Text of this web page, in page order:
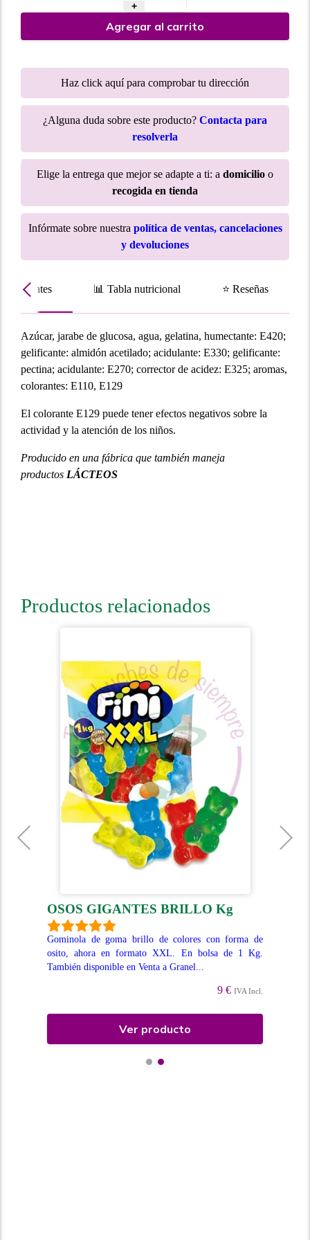
+
Agregar al carrito
Haz click aquí para comprobar tu dirección
¿Alguna duda sobre este producto? Contacta para
resolverla
Elige la entrega que mejor se adapte a ti: a domicilio o
recogida en tienda
Infórmate sobre nuestra política de ventas, cancelaciones
y devoluciones
📊 Tabla nutricional ⭐ Reseñas
Azúcar, jarabe de glucosa, agua, gelatina, humectante: E420;
gelificante: almidón acetilado; acidulante: E330; gelificante:
pectina; acidulante: E270; corrector de acidez: E325; aromas,
colorantes: E110, E129
El colorante E129 puede tener efectos negativos sobre la
actividad y la atención de los niños.
Producido en una fábrica que también maneja
productos LÁCTEOS
Productos relacionados
OSOS GIGANTES BRILLO Kg
Gominola de goma brillo de colores con forma de
osito, ahora en formato XXL. En bolsa de 1 Kg.
También disponible en Venta a Granel...
9 € IVA Incl.
Ver producto